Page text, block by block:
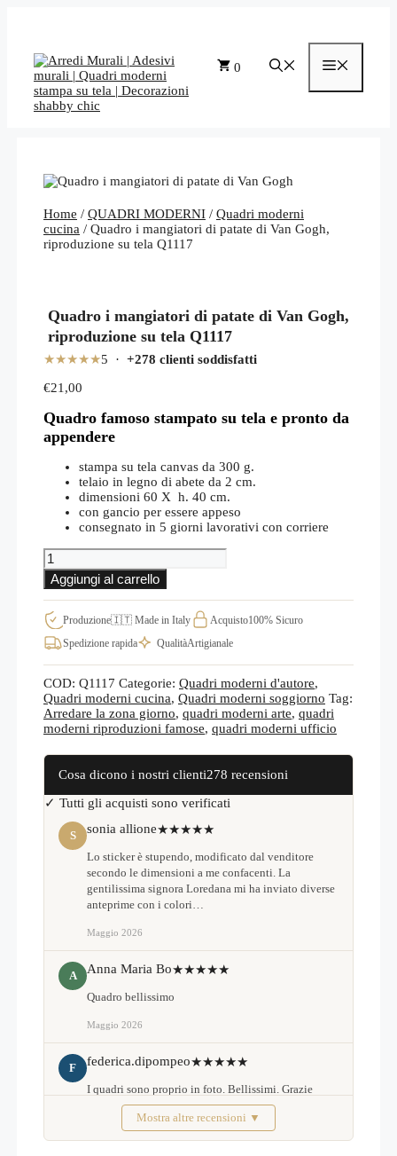
0
Home / QUADRI MODERNI / Quadri moderni
cucina / Quadro i mangiatori di patate di Van Gogh,
riproduzione su tela Q1117
Quadro i mangiatori di patate di Van Gogh,
riproduzione su tela Q1117
★★★★★5 · +278 clienti soddisfatti
€21,00
Quadro famoso stampato su tela e pronto da
appendere
stampa su tela canvas da 300 g.
telaio in legno di abete da 2 cm.
dimensioni 60 X h. 40 cm.
con gancio per essere appeso
consegnato in 5 giorni lavorativi con corriere
Quadro
i
mangiatori
di
patate
di
Van
su
tela
Q1117
quantità
Aggiungi al carrello
Produzione🇮🇹 Made in Italy Acquisto100% Sicuro
Spedizione rapida
QualitàArtigianale
COD: Q1117 Categorie: Quadri moderni d'autore,
Quadri moderni cucina, Quadri moderni soggiorno Tag:
Arredare la zona giorno, quadri moderni arte, quadri
moderni riproduzioni famose, quadri moderni ufficio
Cosa dicono i nostri clienti278 recensioni
✓ Tutti gli acquisti sono verificati
S sonia allione★★★★★
Lo sticker è stupendo, modificato dal venditore
secondo le dimensioni a me confacenti. La
gentilissima signora Loredana mi ha inviato diverse
anteprime con i colori…
Maggio 2026
A Anna Maria Bo★★★★★
Quadro bellissimo
Maggio 2026
F federica.dipompeo★★★★★
I quadri sono proprio in foto. Bellissimi. Grazie
Febbraio 2026Mostra altre recensioni ▼